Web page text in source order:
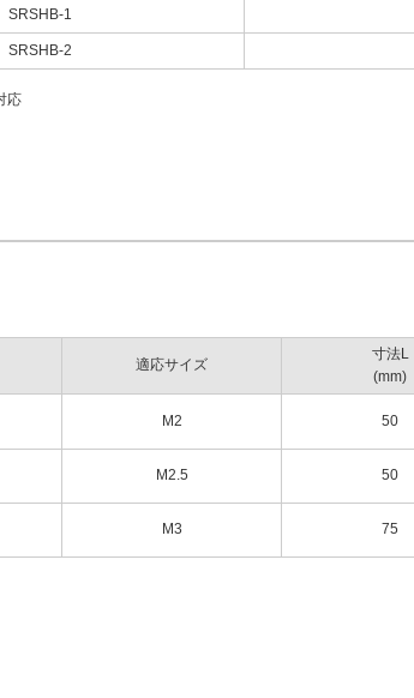
SRSHB-1
SRSHB-2
応
適応サイズ
寸法L
(mm)
M2 50
M2.5 50
M3 75